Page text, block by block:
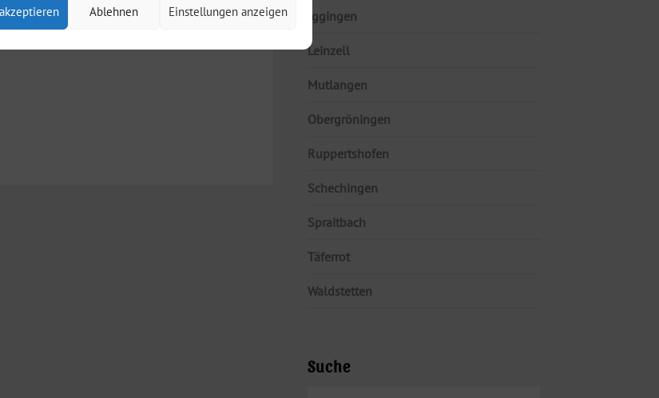
Ablehnen Einstellungen anzeigen
ist beliebter denn je.
Iggingen
Leinzell
Mutlangen
Obergröningen
Ruppertshofen
Schechingen
Spraitbach
Täferrot
Waldstetten
Suche